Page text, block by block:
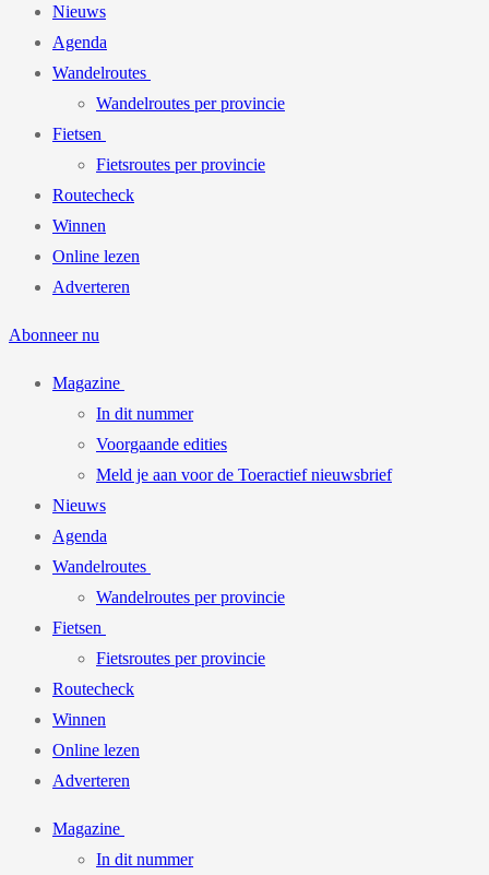
Nieuws
Agenda
Wandelroutes
Wandelroutes per provincie
Fietsen
Fietsroutes per provincie
Routecheck
Winnen
Online lezen
Adverteren
Abonneer nu
Magazine
In dit nummer
Voorgaande edities
Meld je aan voor de Toeractief nieuwsbrief
Nieuws
Agenda
Wandelroutes
Wandelroutes per provincie
Fietsen
Fietsroutes per provincie
Routecheck
Winnen
Online lezen
Adverteren
Magazine
In dit nummer